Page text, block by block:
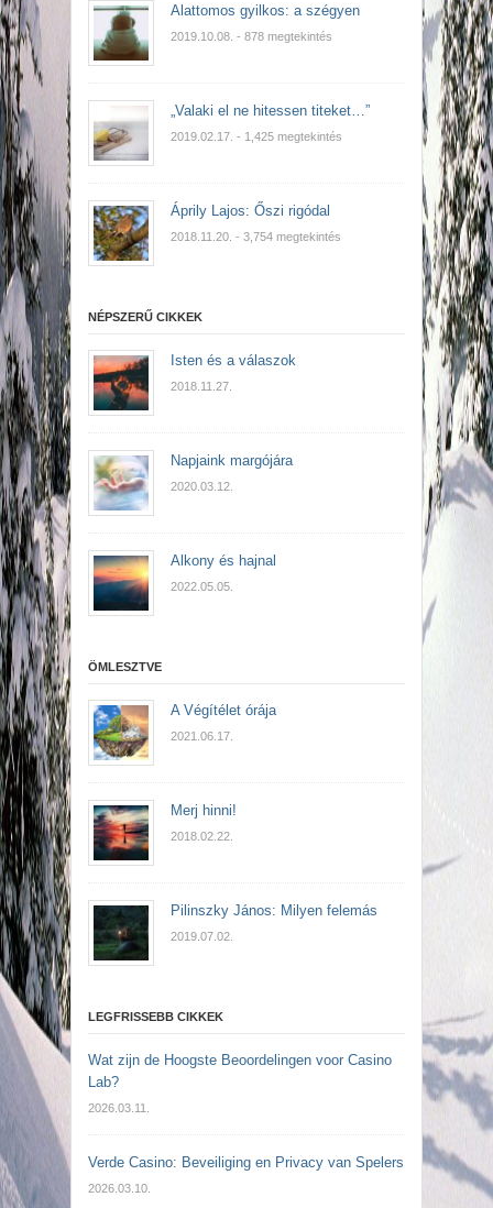
Alattomos gyilkos: a szégyen
2019.10.08. - 878 megtekintés
„Valaki el ne hitessen titeket…”
2019.02.17. - 1,425 megtekintés
Áprily Lajos: Őszi rigódal
2018.11.20. - 3,754 megtekintés
NÉPSZERŰ CIKKEK
Isten és a válaszok
2018.11.27.
Napjaink margójára
2020.03.12.
Alkony és hajnal
2022.05.05.
ÖMLESZTVE
A Végítélet órája
2021.06.17.
Merj hinni!
2018.02.22.
Pilinszky János: Milyen felemás
2019.07.02.
LEGFRISSEBB CIKKEK
Wat zijn de Hoogste Beoordelingen voor Casino
Lab?
2026.03.11.
Verde Casino: Beveiliging en Privacy van Spelers
2026.03.10.